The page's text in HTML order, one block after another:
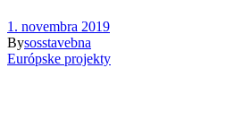
1. novembra 2019
Bysosstavebna
Európske projekty